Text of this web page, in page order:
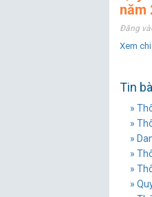
năm
Đăng
Xem
Tin
»
»
»
»
»
»